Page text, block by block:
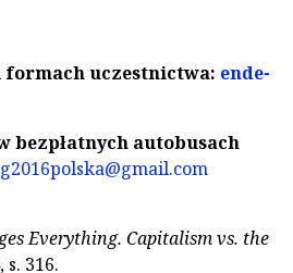
uczestnictwa: ende-
bezpłatnych autobusach
Everything. Capitalism vs. the
s. 316.